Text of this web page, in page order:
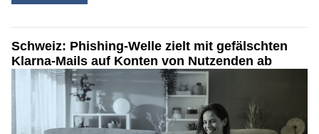
Schweiz: Phishing-Welle zielt mit gefälschten
Klarna-Mails auf Konten von Nutzenden ab